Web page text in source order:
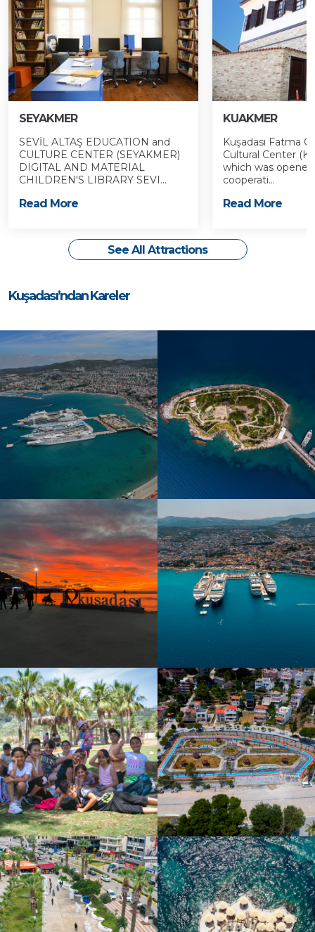
SEYAKMER
SEVİL ALTAŞ EDUCATION and
CULTURE CENTER (SEYAKMER)
DIGITAL AND MATERIAL
CHILDREN'S LIBRARY SEVI...
Read More
KUAKMER
Kuşadası Fatma
Cultural Center
which was
cooperati...
Read More
See All Attractions
Kuşadası’ndan Kareler